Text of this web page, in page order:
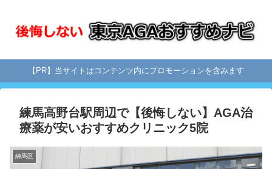
【PR】当サイトはコンテンツ内にプロモーションを含みます
練馬高野台駅周辺で【後悔しない】AGA治
療薬が安いおすすめクリニック5院
練馬区